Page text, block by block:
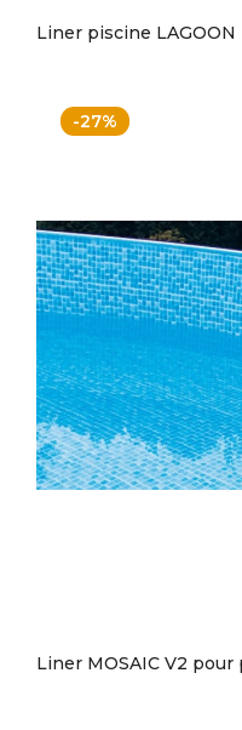
Liner piscine LAGOON
-27%